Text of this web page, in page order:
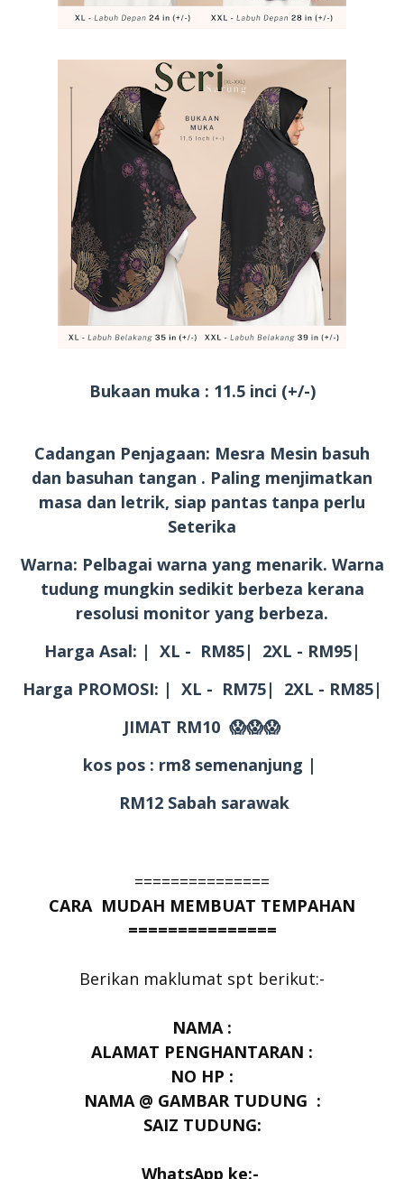
Bukaan muka : 11.5 inci (+/-)
Cadangan Penjagaan: Mesra Mesin basuh
dan basuhan tangan . Paling menjimatkan
masa dan letrik, siap pantas tanpa perlu
Seterika
Warna: Pelbagai warna yang menarik. Warna
tudung mungkin sedikit berbeza kerana
resolusi monitor yang berbeza.
Harga Asal: | XL - RM85| 2XL - RM95|
Harga PROMOSI: | XL - RM75| 2XL - RM85|
JIMAT RM10 😱😱😱
kos pos : rm8 semenanjung |
RM12 Sabah sarawak
===============
CARA MUDAH MEMBUAT TEMPAHAN
===============
Berikan maklumat spt berikut:-
NAMA :
ALAMAT PENGHANTARAN :
NO HP :
NAMA @ GAMBAR TUDUNG :
SAIZ TUDUNG:
WhatsApp ke:-